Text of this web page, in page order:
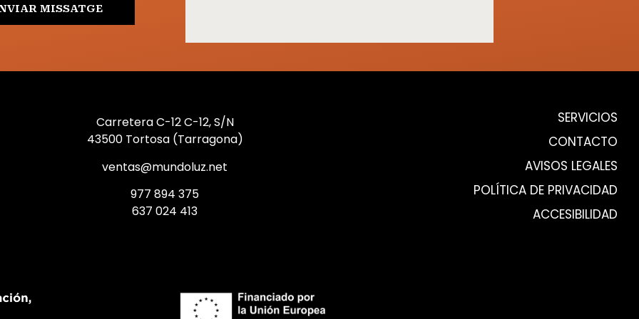
MISSATGE
Carretera C-12 C-12, S/N
43500 Tortosa (Tarragona)
ventas@mundoluz.net
977 894 375
637 024 413
SERVICIOS
CONTACTO
AVISOS LEGALES
POLÍTICA DE PRIVACIDAD
ACCESIBILIDAD